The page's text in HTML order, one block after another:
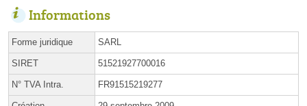
Informations
Forme juridique SARL
SIRET 51521927700016
N° TVA Intra. FR91515219277